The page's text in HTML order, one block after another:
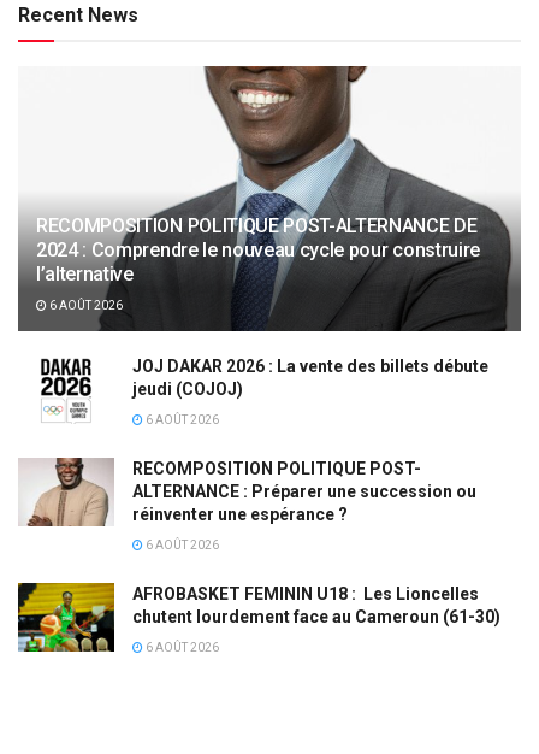
Recent News
RECOMPOSITION POLITIQUE POST-ALTERNANCE DE
2024 : Comprendre le nouveau cycle pour construire
l’alternative
6 AOÛT 2026
JOJ DAKAR 2026 : La vente des billets débute
jeudi (COJOJ)
6 AOÛT 2026
RECOMPOSITION POLITIQUE POST-
ALTERNANCE : Préparer une succession ou
réinventer une espérance ?
6 AOÛT 2026
AFROBASKET FEMININ U18 : Les Lioncelles
chutent lourdement face au Cameroun (61-30)
6 AOÛT 2026